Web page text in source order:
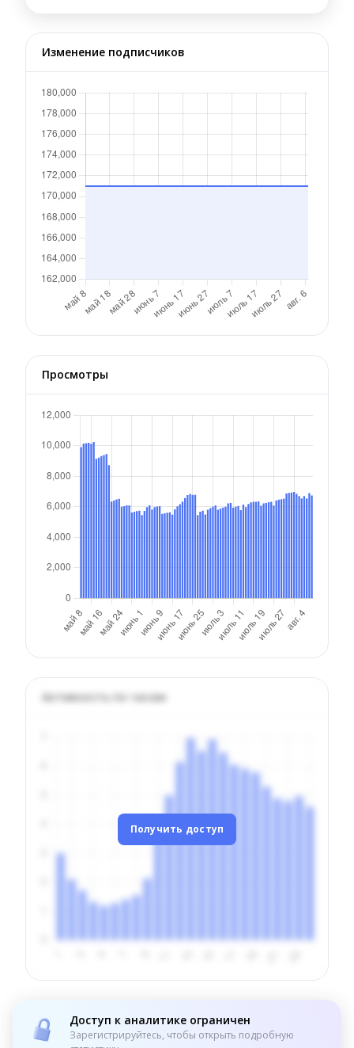
Изменение подписчиков
Просмотры
Активность по часам
Получить доступ
Доступ к аналитике ограничен
Зарегистрируйтесь, чтобы открыть подробную